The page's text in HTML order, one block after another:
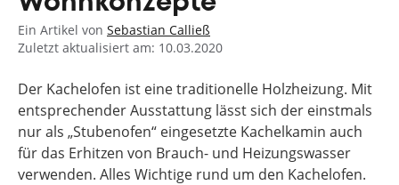
Ein Artikel von Sebastian Calließ
Zuletzt aktualisiert am: 10.03.2020
Der Kachelofen ist eine traditionelle Holzheizung. Mit
entsprechender Ausstattung lässt sich der einstmals
nur als „Stubenofen“ eingesetzte Kachelkamin auch
für das Erhitzen von Brauch- und Heizungswasser
verwenden. Alles Wichtige rund um den Kachelofen.